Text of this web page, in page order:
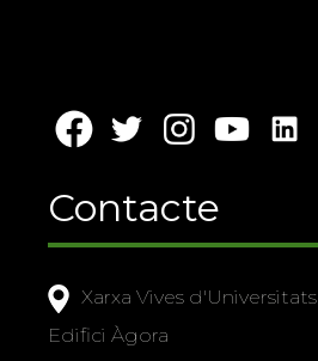
Contacte
Xarxa Vives d'Universitats
Edifici Àgora